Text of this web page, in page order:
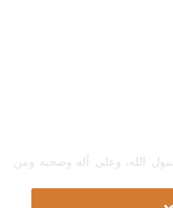
الله، وعلى آله وصحبه ومن